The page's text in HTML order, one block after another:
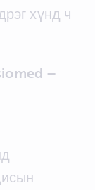
хүнд ч
–